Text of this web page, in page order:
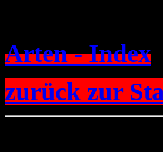
Arten - Index
zurück zur